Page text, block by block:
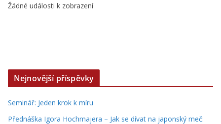
Žádné události k zobrazení
Nejnovější příspěvky
Seminář: Jeden krok k míru
Přednáška Igora Hochmajera – Jak se dívat na japonský meč: